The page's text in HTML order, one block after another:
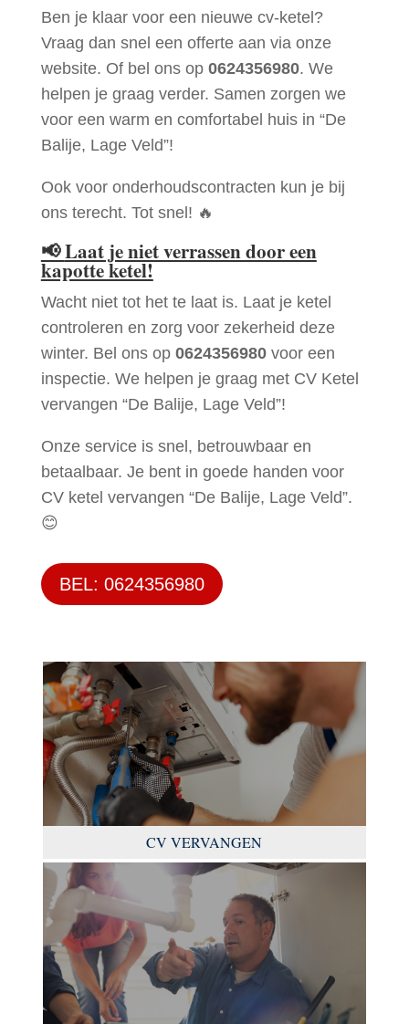
Ben je klaar voor een nieuwe cv-ketel?
Vraag dan snel een offerte aan via onze
website. Of bel ons op 0624356980. We
helpen je graag verder. Samen zorgen we
voor een warm en comfortabel huis in “De
Balije, Lage Veld”!
Ook voor onderhoudscontracten kun je bij
ons terecht. Tot snel! 🔥
📢Laat je niet verrassen door een
kapotte ketel!
Wacht niet tot het te laat is. Laat je ketel
controleren en zorg voor zekerheid deze
winter. Bel ons op 0624356980voor een
inspectie. We helpen je graag met CV Ketel
vervangen “De Balije, Lage Veld”!
Onze service is snel, betrouwbaar en
betaalbaar. Je bent in goede handen voor
CV ketel vervangen “De Balije, Lage Veld”.
😊
BEL: 0624356980
CV VERVANGEN